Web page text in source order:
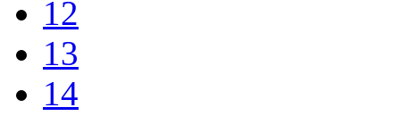
12
13
14